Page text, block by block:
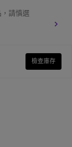
請慎選
檢查庫存